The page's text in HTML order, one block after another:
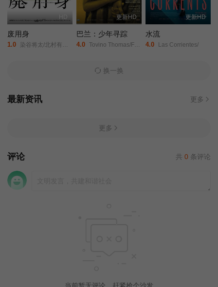
HD
废用身
1.0 染谷将太/北村有起哉/泷内公美/
更新HD
巴兰：少年寻踪
4.0 Tovino Thomas/Farzana Palathingal/Abhiram Radhakrishnan/
更新HD
水流
4.0 Las Corrientes/
换一换
最新资讯 更多
更多
评论 共 0 条评论
当前暂无评论，赶紧抢个沙发